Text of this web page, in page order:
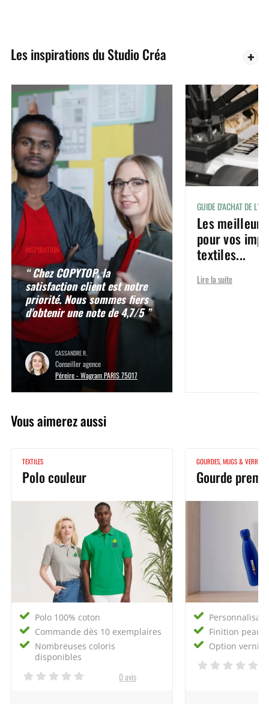
Les inspirations du Studio Créa
INSPIRATION
“ Chez COPYTOP, la
satisfaction client est notre
priorité. Nous sommes fiers
d'obtenir une note de 4,7/5 ”
CASSANDRE R.
Conseiller agence
Péreire - Wagram PARIS 75017
GUIDE D'ACHAT DE
Les
pour vos
textiles...
Lire la suite
Vous aimerez aussi
TEXTILES
Polo couleur
Polo 100% coton
Commande dès 10 exemplaires
Nombreuses coloris
disponibles
0 avis
GOURDES, MUGS & VERRES
Gourde
Finition peau
Option vernis